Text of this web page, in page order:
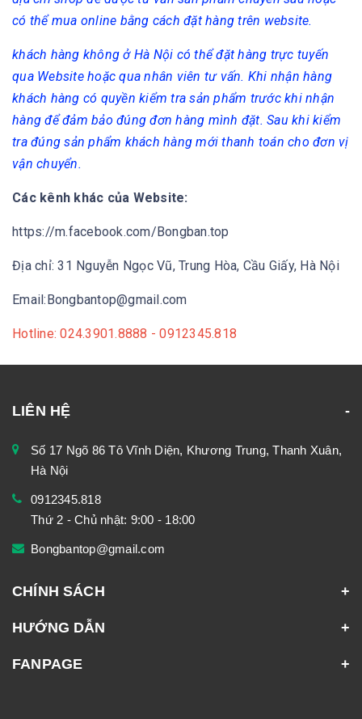
có thể mua online bằng cách đặt hàng trên website.
khách hàng không ở Hà Nội có thể đặt hàng trực tuyến
qua Website hoặc qua nhân viên tư vấn. Khi nhận hàng
khách hàng có quyền kiểm tra sản phẩm trước khi nhận
hàng để đảm bảo đúng đơn hàng mình đặt. Sau khi kiểm
tra đúng sản phẩm khách hàng mới thanh toán cho đơn vị
vận chuyển.
Các kênh khác của Website:
https://m.facebook.com/Bongban.top
Địa chỉ: 31 Nguyễn Ngọc Vũ, Trung Hòa, Cầu Giấy, Hà Nội
Email:Bongbantop@gmail.com
Hotline: 024.3901.8888 - 0912345.818
LIÊN HỆ
Số 17 Ngõ 86 Tô Vĩnh Diện, Khương Trung, Thanh Xuân,
Hà Nội
0912345.818
Thứ 2 - Chủ nhật: 9:00 - 18:00
Bongbantop@gmail.com
CHÍNH SÁCH
HƯỚNG DẪN
FANPAGE